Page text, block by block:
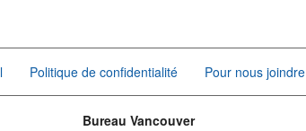
Politique de confidentialité Pour nous joindre
Bureau Vancouver